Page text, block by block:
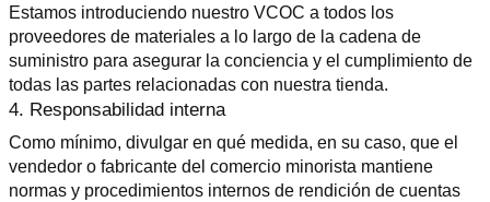
Estamos introduciendo nuestro VCOC a todos los
proveedores de materiales a lo largo de la cadena de
suministro para asegurar la conciencia y el cumplimiento de
todas las partes relacionadas con nuestra tienda.
4. Responsabilidad interna
Como mínimo, divulgar en qué medida, en su caso, que el
vendedor o fabricante del comercio minorista mantiene
normas y procedimientos internos de rendición de cuentas